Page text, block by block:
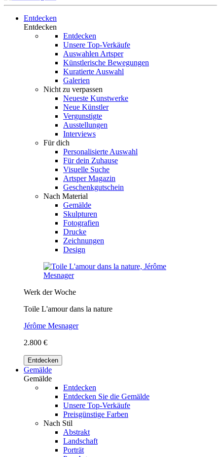
Entdecken
Entdecken
Entdecken
Unsere Top-Verkäufe
Auswahlen Artsper
Künstlerische Bewegungen
Kuratierte Auswahl
Galerien
Nicht zu verpassen
Neueste Kunstwerke
Neue Künstler
Vergunstigte
Ausstellungen
Interviews
Für dich
Personalisierte Auswahl
Für dein Zuhause
Visuelle Suche
Artsper Magazin
Geschenkgutschein
Nach Material
Gemälde
Skulpturen
Fotografien
Drucke
Zeichnungen
Design
Werk der Woche
Toile L'amour dans la nature
Jérôme Mesnager
2.800 €
Entdecken
Gemälde
Gemälde
Entdecken
Entdecken Sie die Gemälde
Unsere Top-Verkäufe
Preisgünstige Farben
Nach Stil
Abstrakt
Landschaft
Porträt